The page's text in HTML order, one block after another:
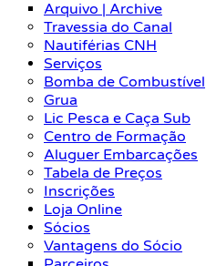
Arquivo | Archive
Travessia do Canal
Nautiférias CNH
Serviços
Bomba de Combustível
Grua
Lic Pesca e Caça Sub
Centro de Formação
Aluguer Embarcações
Tabela de Preços
Inscrições
Loja Online
Sócios
Vantagens do Sócio